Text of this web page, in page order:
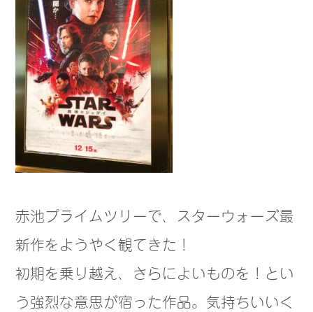
赤池プライムツリーで、スターウォーズ最
新作をようやく観てきた！
初期を乗り越え、さらによいものを！とい
う強烈な意思が宿った作品。気持ちいいく